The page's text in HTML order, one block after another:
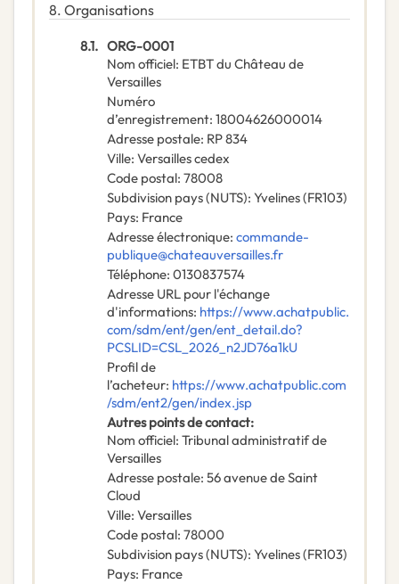
8. Organisations
8.1. ORG-0001
Nom officiel: ETBT du Château de
Versailles
Numéro
d’enregistrement: 18004626000014
Adresse postale: RP 834
Ville: Versailles cedex
Code postal: 78008
Subdivision pays (NUTS): Yvelines(FR103)
Pays: France
Adresse électronique: commande-
publique@chateauversailles.fr
Téléphone: 0130837574
Adresse URL pour l'échange
d'informations: https://www.achatpublic.
com/sdm/ent/gen/ent_detail.do?
PCSLID=CSL_2026_n2JD76a1kU
Profil de
l’acheteur: https://www.achatpublic.com
/sdm/ent2/gen/index.jsp
Autres points de contact:
Nom officiel: Tribunal administratif de
Versailles
Adresse postale: 56 avenue de Saint
Cloud
Ville: Versailles
Code postal: 78000
Subdivision pays (NUTS): Yvelines(FR103)
Pays: France